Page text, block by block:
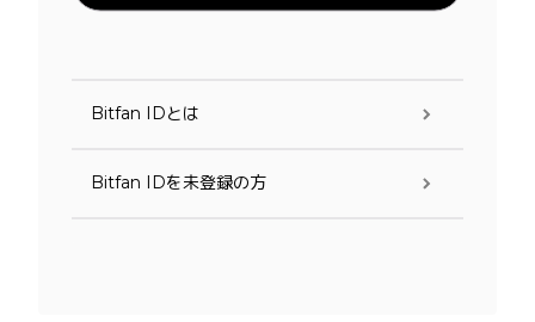
Bitfan IDとは
Bitfan IDを未登録の方